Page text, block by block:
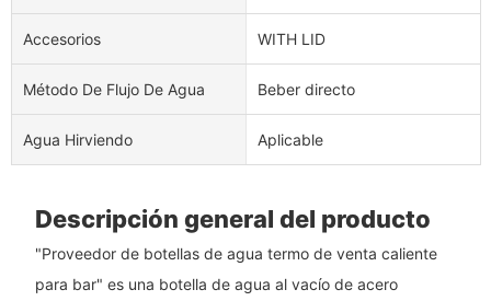
Accesorios WITH LID
Método De Flujo De Agua Beber directo
Agua Hirviendo Aplicable
Descripción general del producto
"Proveedor de botellas de agua termo de venta caliente
para bar" es una botella de agua al vacío de acero